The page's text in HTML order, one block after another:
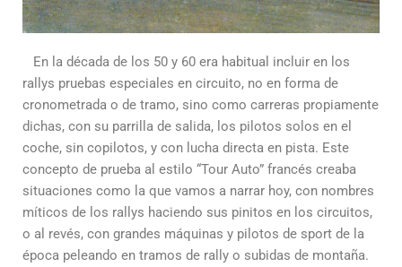
En la década de los 50 y 60 era habitual incluir en los
rallys pruebas especiales en circuito, no en forma de
cronometrada o de tramo, sino como carreras propiamente
dichas, con su parrilla de salida, los pilotos solos en el
coche, sin copilotos, y con lucha directa en pista. Este
concepto de prueba al estilo “Tour Auto” francés creaba
situaciones como la que vamos a narrar hoy, con nombres
míticos de los rallys haciendo sus pinitos en los circuitos,
o al revés, con grandes máquinas y pilotos de sport de la
época peleando en tramos de rally o subidas de montaña.